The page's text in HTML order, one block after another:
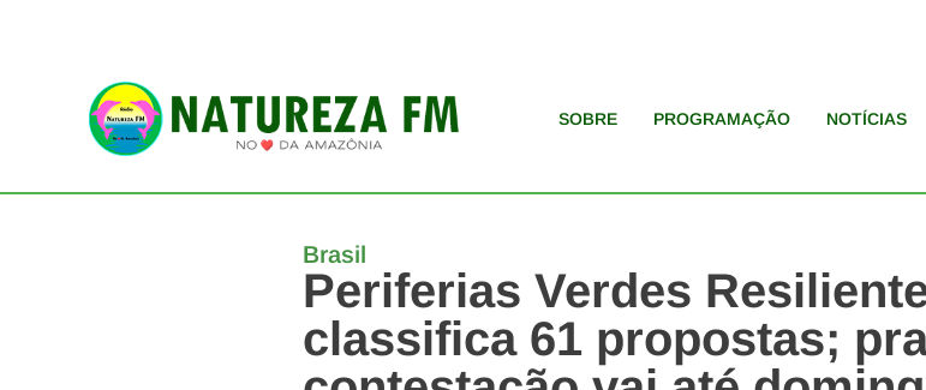
SOBRE PROGRAMAÇÃO NOTÍCIAS
Brasil
Periferias Verdes
classifica 61 propostas;